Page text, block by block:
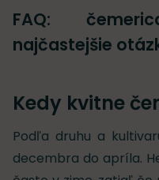
FAQ:
najčastejšie
Kedy kvitne
Podľa druhu a
decembra do apríla.